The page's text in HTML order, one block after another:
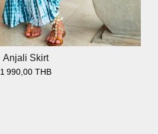
Anjali Skirt
1 990,00 THB